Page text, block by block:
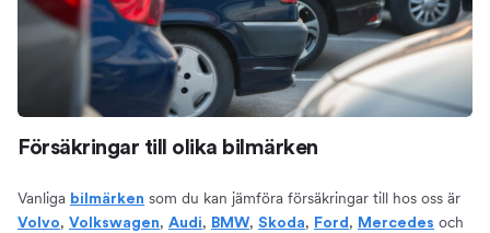
Försäkringar till olika bilmärken
Vanliga bilmärken som du kan jämföra försäkringar till hos oss är
Volvo, Volkswagen, Audi, BMW, Skoda, Ford , Mercedes och